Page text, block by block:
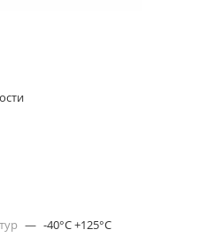
— -40°C +125°C